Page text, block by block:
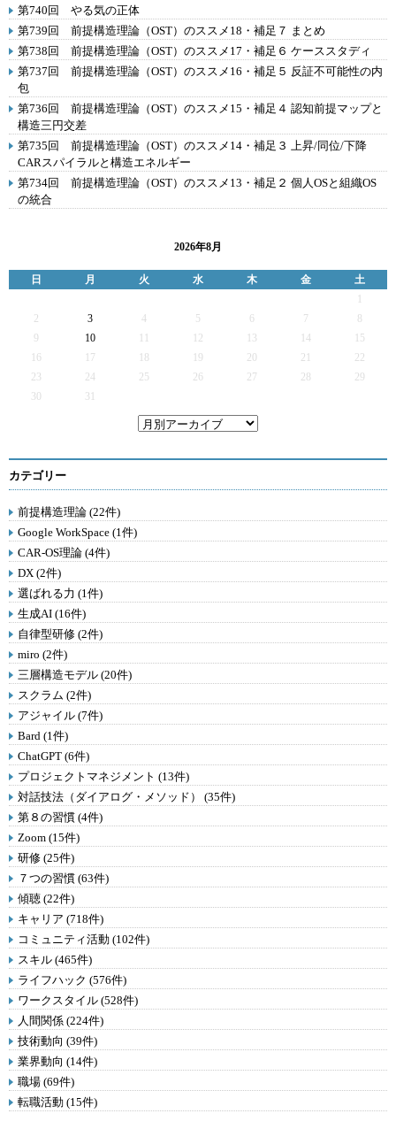
第740回 やる気の正体
第739回 前提構造理論（OST）のススメ18・補足７ まとめ
第738回 前提構造理論（OST）のススメ17・補足６ ケーススタディ
第737回 前提構造理論（OST）のススメ16・補足５ 反証不可能性の内
包
第736回 前提構造理論（OST）のススメ15・補足４ 認知前提マップと
構造三円交差
第735回 前提構造理論（OST）のススメ14・補足３ 上昇/同位/下降
CARスパイラルと構造エネルギー
第734回 前提構造理論（OST）のススメ13・補足２ 個人OSと組織OS
の統合
2026年8月
日 月 火 水 木 金
土
2
3 4 5 6 7
9
10 12 13 14
15
16
17 19 20 21
22
23
24 25 26 27 28
29
30
31
カテゴリー
前提構造理論 (22件)
Google WorkSpace (1件)
CAR-OS理論 (4件)
DX (2件)
選ばれる力 (1件)
生成AI (16件)
自律型研修 (2件)
miro (2件)
三層構造モデル (20件)
スクラム (2件)
アジャイル (7件)
Bard (1件)
ChatGPT (6件)
プロジェクトマネジメント (13件)
対話技法（ダイアログ・メソッド） (35件)
第８の習慣 (4件)
Zoom (15件)
研修 (25件)
７つの習慣 (63件)
傾聴 (22件)
キャリア (718件)
コミュニティ活動 (102件)
スキル (465件)
ライフハック (576件)
ワークスタイル (528件)
人間関係 (224件)
技術動向 (39件)
業界動向 (14件)
職場 (69件)
転職活動 (15件)